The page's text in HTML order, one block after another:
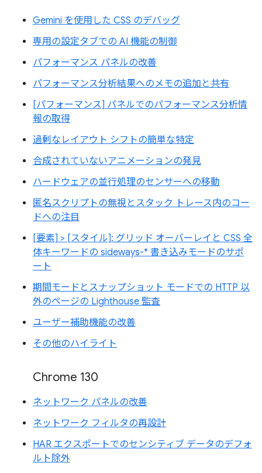
Gemini を使用した CSS のデバッグ
専用の設定タブでの AI 機能の制御
パフォーマンス パネルの改善
パフォーマンス分析結果へのメモの追加と共有
[パフォーマンス] パネルでのパフォーマンス分析情
報の取得
過剰なレイアウト シフトの簡単な特定
合成されていないアニメーションの発見
ハードウェアの並行処理のセンサーへの移動
匿名スクリプトの無視とスタック トレース内のコー
ドへの注目
[要素] > [スタイル]: グリッド オーバーレイと CSS 全
体キーワードの sideways-* 書き込みモードのサポ
ート
期間モードとスナップショット モードでの HTTP 以
外のページの Lighthouse 監査
ユーザー補助機能の改善
その他のハイライト
Chrome 130
ネットワーク パネルの改善
ネットワーク フィルタの再設計
HAR エクスポートでのセンシティブ データのデフォ
ルト除外